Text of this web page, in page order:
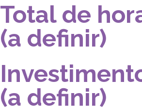
Total de
(a definir)​
(a definir)